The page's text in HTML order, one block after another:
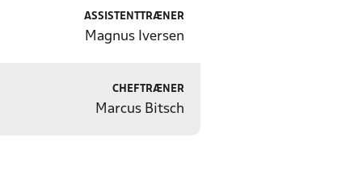
ASSISTENTTRÆNER
Magnus Iversen
CHEFTRÆNER
Marcus Bitsch